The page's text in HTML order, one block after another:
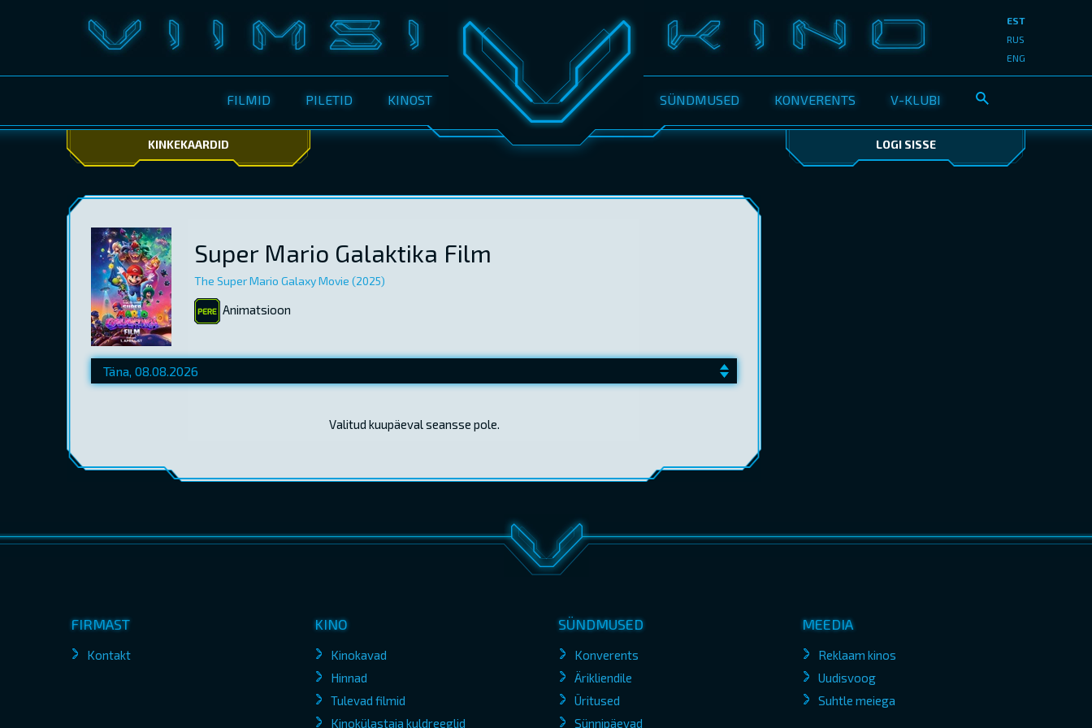
FILMID PILETID KINOST SÜNDMUSED KONVERENTS V-KLUBI
EST
RUS
ENG
KINKEKAARDID LOGI SISSE
Super Mario Galaktika Film
The Super Mario Galaxy Movie (2025)
Animatsioon
Valitud kuupäeval seansse pole.
FIRMAST
Kontakt
KINO
Kinokavad
Hinnad
Tulevad filmid
Kinokülastaja kuldreeglid
SÜNDMUSED
Konverents
Ärikliendile
Üritused
Sünnipäevad
MEEDIA
Reklaam kinos
Uudisvoog
Suhtle meiega